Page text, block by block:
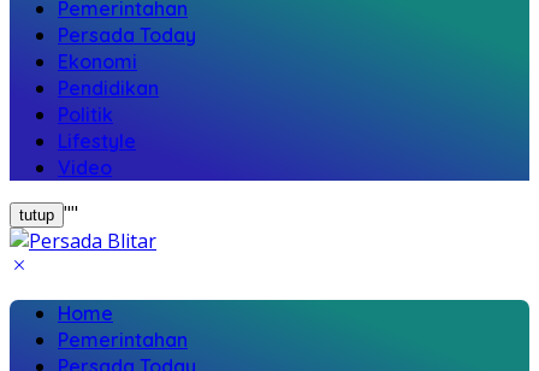
Pemerintahan
Persada Today
Ekonomi
Pendidikan
Politik
Lifestyle
Video
tutup ""
Home
Pemerintahan
Persada Today